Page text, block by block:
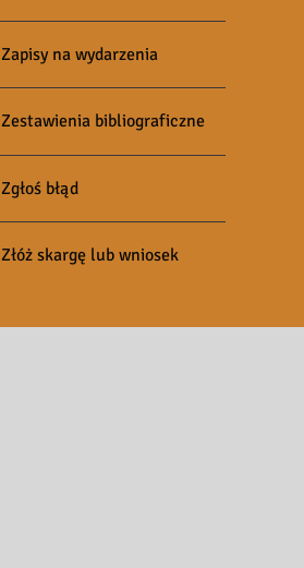
Zapisy na wydarzenia
Zestawienia bibliograficzne
Zgłoś błąd
Złóż skargę lub wniosek